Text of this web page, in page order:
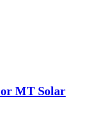
MT Solar